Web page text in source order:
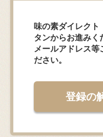
味の素ダイレク
タンからお進みく
メールアドレス
ださい。
登録の